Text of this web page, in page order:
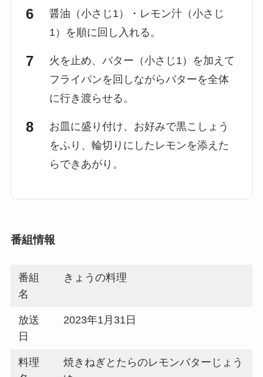
醤油（小さじ1）・レモン汁（小さじ
1）を順に回し入れる。
火を止め、バター（小さじ1）を加えて
フライパンを回しながらバターを全体
に行き渡らせる。
お皿に盛り付け、お好みで黒こしょう
をふり、輪切りにしたレモンを添えた
らできあがり。
番組情報
番組
名
きょうの料理
放送
日
2023年1月31日
料理
焼きねぎとたらのレモンバターじょう